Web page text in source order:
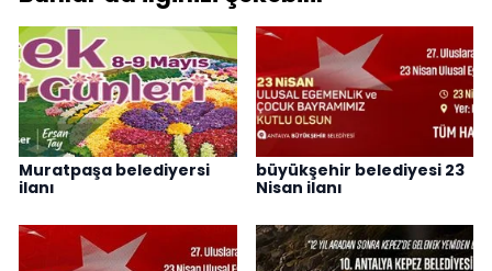
Muratpaşa belediyersi
ilanı
büyükşehir belediyesi 23
Nisan ilanı